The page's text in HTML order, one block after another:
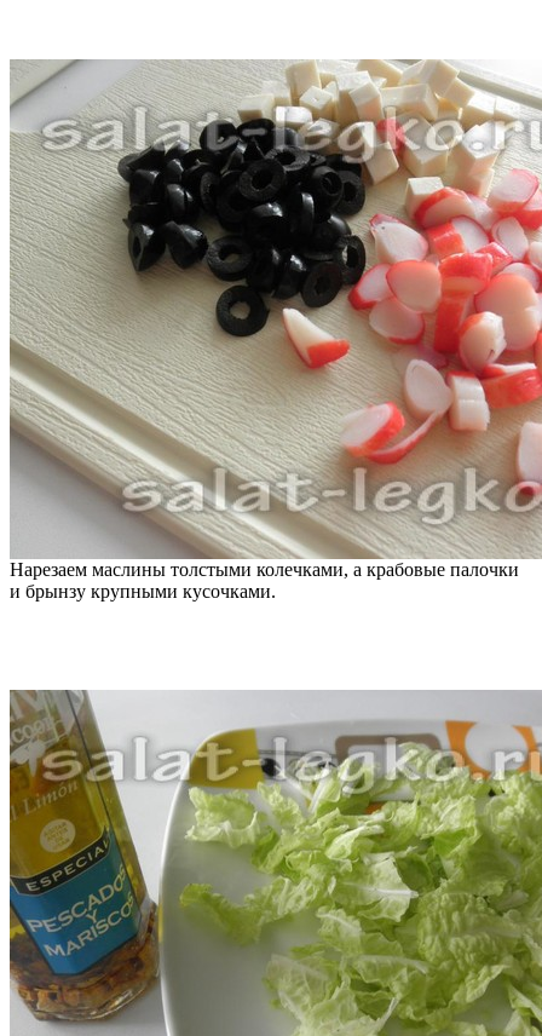
Нарезаем маслины толстыми колечками, а крабовые палочки
и брынзу крупными кусочками.